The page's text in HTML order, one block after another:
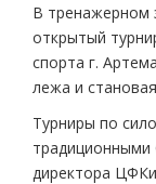
В тренажерном
открытый
спорта г.
лежа и
Турниры по
традиционными
директора